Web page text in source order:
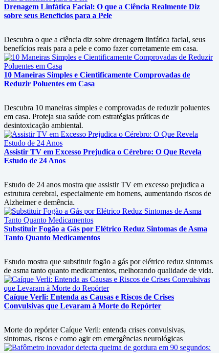
Drenagem Linfática Facial: O que a Ciência Realmente Diz
sobre seus Benefícios para a Pele
Descubra o que a ciência diz sobre drenagem linfática facial, seus
benefícios reais para a pele e como fazer corretamente em casa.
10 Maneiras Simples e Cientificamente Comprovadas de
Reduzir Poluentes em Casa
Descubra 10 maneiras simples e comprovadas de reduzir poluentes
em casa. Proteja sua saúde com estratégias práticas de
desintoxicação ambiental.
Assistir TV em Excesso Prejudica o Cérebro: O Que Revela
Estudo de 24 Anos
Estudo de 24 anos mostra que assistir TV em excesso prejudica a
estrutura cerebral, especialmente em homens, aumentando riscos de
Alzheimer e demência.
Substituir Fogão a Gás por Elétrico Reduz Sintomas de Asma
Tanto Quanto Medicamentos
Estudo mostra que substituir fogão a gás por elétrico reduz sintomas
de asma tanto quanto medicamentos, melhorando qualidade de vida.
Caíque Verli: Entenda as Causas e Riscos de Crises
Convulsivas que Levaram à Morte do Repórter
Morte do repórter Caíque Verli: entenda crises convulsivas,
sintomas, riscos e como agir em emergências neurológicas